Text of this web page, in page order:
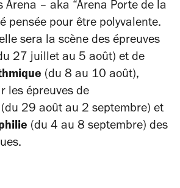
Arena – aka “Arena Porte de la
pensée pour être polyvalente.
sera la scène des épreuves
27 juillet au 5 août) et de
(du 8 au 10 août),
les épreuves de
(du 29 août au 2 septembre) et
(du 4 au 8 septembre) des